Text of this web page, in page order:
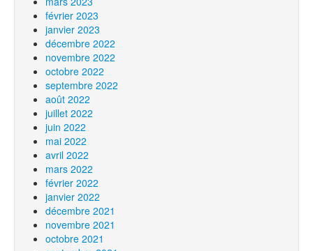
février 2023
janvier 2023
décembre 2022
novembre 2022
octobre 2022
septembre 2022
août 2022
juillet 2022
juin 2022
mai 2022
avril 2022
mars 2022
février 2022
janvier 2022
décembre 2021
novembre 2021
octobre 2021